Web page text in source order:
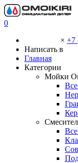
0
× +7
Написать в
Главная
Категории
Мойки